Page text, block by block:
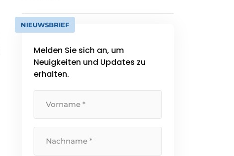
NIEUWSBRIEF
Melden Sie sich an, um
Neuigkeiten und Updates zu
erhalten.